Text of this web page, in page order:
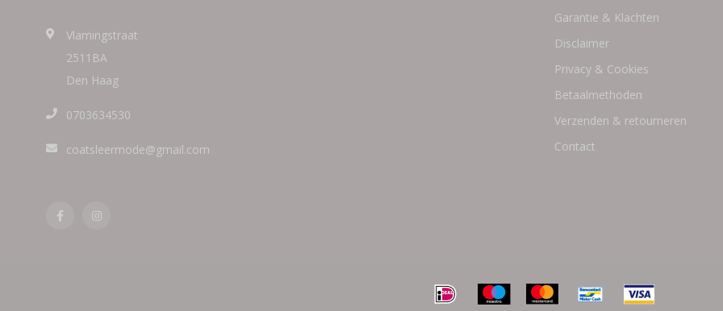
Vlamingstraat
2511BA
Den Haag
0703634530
coatsleermode@gmail.com
Garantie & Klachten
Disclaimer
Privacy & Cookies
Betaalmethoden
Verzenden & retourneren
Contact